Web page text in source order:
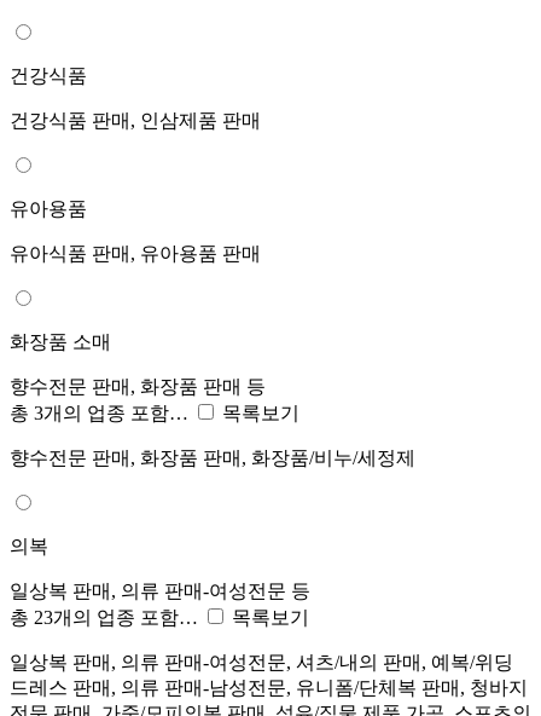
건강식품
건강식품 판매, 인삼제품 판매
유아용품
유아식품 판매, 유아용품 판매
화장품 소매
향수전문 판매, 화장품 판매 등
총 3개의 업종 포함…
목록보기
향수전문 판매, 화장품 판매, 화장품/비누/세정제
의복
일상복 판매, 의류 판매-여성전문 등
총 23개의 업종 포함…
목록보기
일상복 판매, 의류 판매-여성전문, 셔츠/내의 판매, 예복/위딩
드레스 판매, 의류 판매-남성전문, 유니폼/단체복 판매, 청바지